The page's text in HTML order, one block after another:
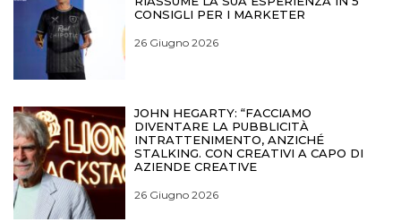
CONSIGLI PER I MARKETER
26 Giugno 2026
JOHN HEGARTY: “FACCIAMO
DIVENTARE LA PUBBLICITÀ
INTRATTENIMENTO, ANZICHÉ
STALKING. CON CREATIVI A CAPO DI
AZIENDE CREATIVE
26 Giugno 2026